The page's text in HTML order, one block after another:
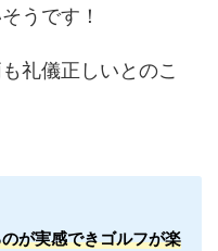
うです！
礼儀正しいとのこ
が実感できゴルフが楽